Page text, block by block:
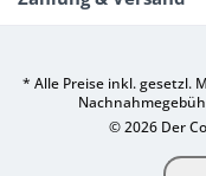
* Alle Preise inkl. gesetzl.
© 2026 Der